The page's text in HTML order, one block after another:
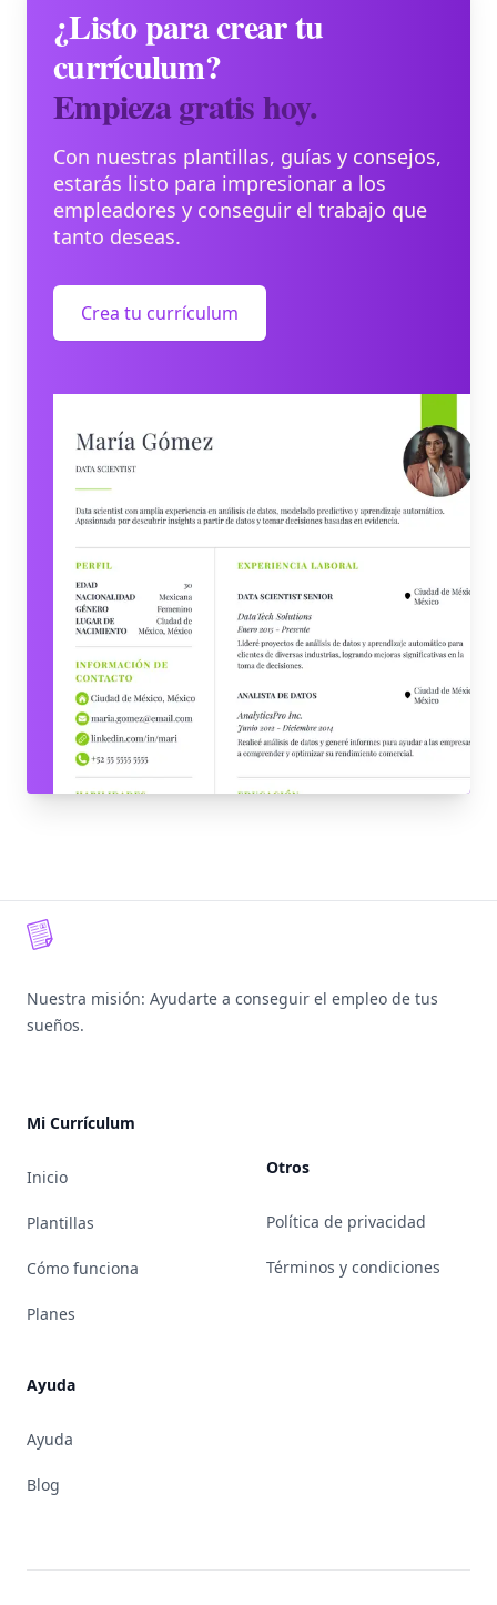
¿Listo para crear tu
currículum?
Empieza gratis hoy.
Con nuestras plantillas, guías y consejos,
estarás listo para impresionar a los
empleadores y conseguir el trabajo que
tanto deseas.
Crea tu currículum
Footer
Nuestra misión: Ayudarte a conseguir el empleo de tus
sueños.
Mi Currículum
Inicio
Plantillas
Cómo funciona
Planes
Ayuda
Ayuda
Blog
Otros
Política de privacidad
Términos y condiciones